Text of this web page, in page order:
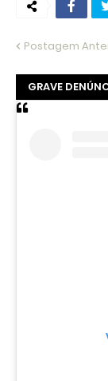
Postagem
GRAVE